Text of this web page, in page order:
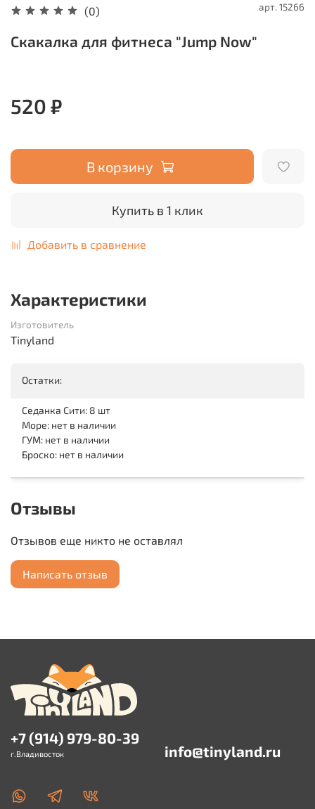
(0) арт. 15266
Скакалка для фитнеса "Jump Now"
520 ₽
В корзину
Купить в 1 клик
Добавить в сравнение
Характеристики
Изготовитель
Tinyland
Остатки:
Седанка Сити: 8 шт
Море: нет в наличии
ГУМ: нет в наличии
Броско: нет в наличии
Отзывы
Отзывов еще никто не оставлял
Написать отзыв
+7 (914) 979-80-39
г.Владивосток info@tinyland.ru